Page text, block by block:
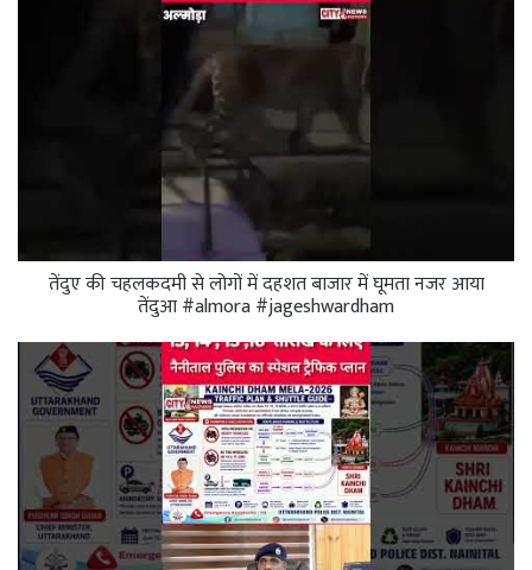
तेंदुए की चहलकदमी से लोगों में दहशत बाजार में घूमता नजर आया
तेंदुआ #almora #jageshwardham